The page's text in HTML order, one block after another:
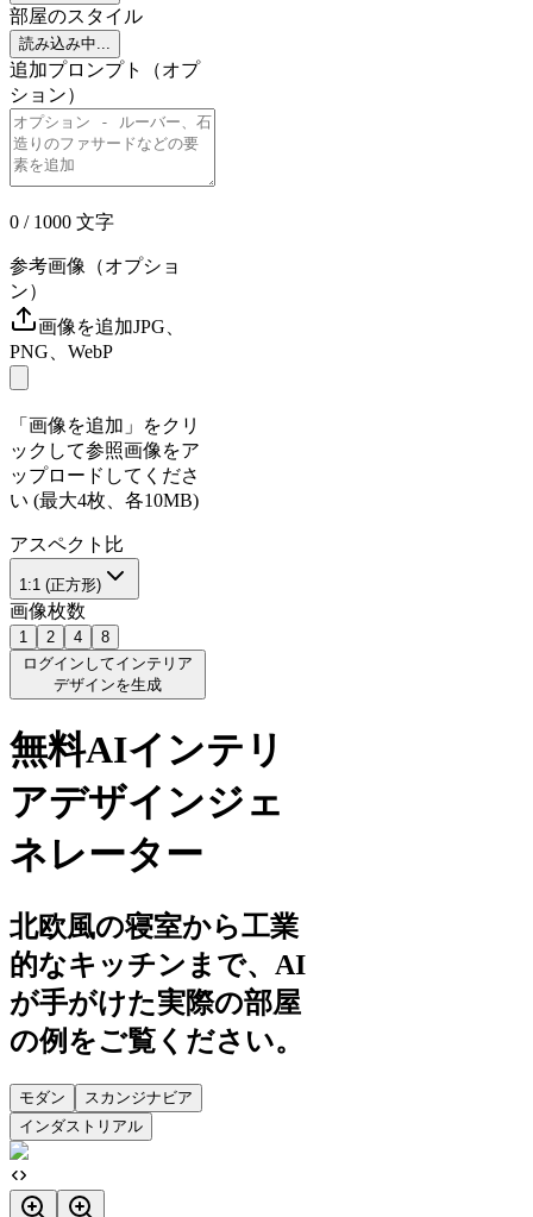
部屋のスタイル
読み込み中...
追加プロンプト（オプ
ション）
0 / 1000 文字
参考画像（オプショ
ン）
画像を追加JPG、
PNG、WebP
「画像を追加」をクリ
ックして参照画像をア
ップロードしてくださ
い (最大4枚、各10MB)
アスペクト比
1:1 (正方形)
画像枚数
1 2 4
8
ログインしてインテリア
デザインを生成
無料AIインテリ
アデザインジェ
ネレーター
北欧風の寝室から工業
的なキッチンまで、AI
が手がけた実際の部屋
の例をご覧ください。
モダン
スカンジナビア
インダストリアル